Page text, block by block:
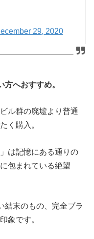
29, 2020
へおすすめ。
ル群の廃墟より普通
く購入。
は記憶にある通りの
包まれている絶望
結末のもの、完全ブラ
象です。